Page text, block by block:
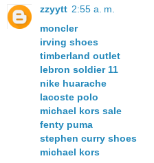
zzyytt 2:55 a. m.
moncler
irving shoes
timberland outlet
lebron soldier 11
nike huarache
lacoste polo
michael kors sale
fenty puma
stephen curry shoes
michael kors